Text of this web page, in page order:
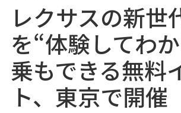
レクサスの新世
を“体験してわ
乗もできる無料
ト、東京で開催